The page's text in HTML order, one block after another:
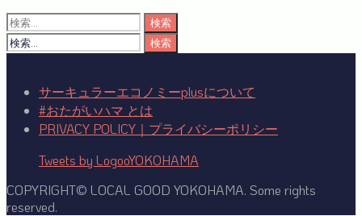
検
索:
検
サーキュラーエコノミーplusについて
#おたがいハマ とは
PRIVACY POLICY｜プライバシーポリシー
Tweets by LogooYOKOHAMA
COPYRIGHT© LOCAL GOOD YOKOHAMA. Some rights
reserved.